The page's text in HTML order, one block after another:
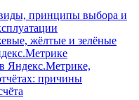
принципы выбора и
жёлтые и зелёные
Яндекс.Метрике,
причины